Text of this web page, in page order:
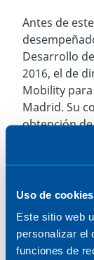
Uso de cookies
Este sitio web
personalizar el
funciones de
Antes de
Desarrollo
2016, el de
Mobility
Madrid. Su
obtención
como el de